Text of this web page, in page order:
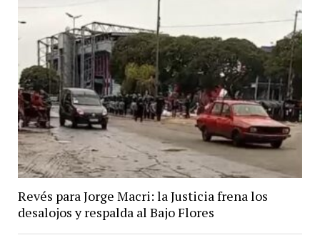
Revés para Jorge Macri: la Justicia frena los
desalojos y respalda al Bajo Flores